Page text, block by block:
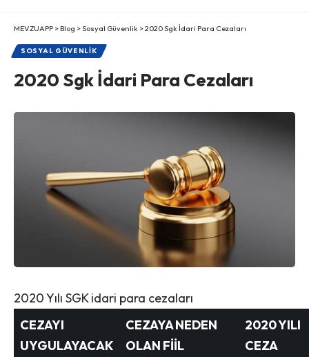
MEVZUAPP > Blog >Sosyal Güvenlik >2020 Sgk İdari Para Cezaları
SOSYAL GÜVENLIK
2020 Sgk İdari Para Cezaları
2020 Yılı SGK idari para cezaları
CEZAYI
UYGULAYACAK
CEZAYA NEDEN
OLAN FİİL
2020 YILI
CEZA